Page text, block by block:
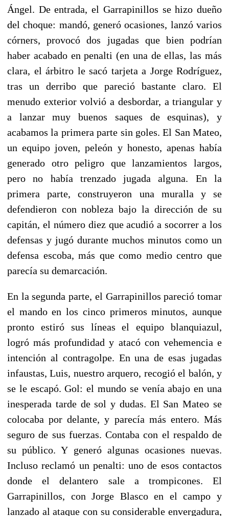
Ángel. De entrada, el Garrapinillos se hizo dueño
del choque: mandó, generó ocasiones, lanzó varios
córners, provocó dos jugadas que bien podrían
haber acabado en penalti (en una de ellas, las más
clara, el árbitro le sacó tarjeta a Jorge Rodríguez,
tras un derribo que pareció bastante claro. El
menudo exterior volvió a desbordar, a triangular y
a lanzar muy buenos saques de esquinas), y
acabamos la primera parte sin goles. El San Mateo,
un equipo joven, peleón y honesto, apenas había
generado otro peligro que lanzamientos largos,
pero no había trenzado jugada alguna. En la
primera parte, construyeron una muralla y se
defendieron con nobleza bajo la dirección de su
capitán, el número diez que acudió a socorrer a los
defensas y jugó durante muchos minutos como un
defensa escoba, más que como medio centro que
parecía su demarcación.
En la segunda parte, el Garrapinillos pareció tomar
el mando en los cinco primeros minutos, aunque
pronto estiró sus líneas el equipo blanquiazul,
logró más profundidad y atacó con vehemencia e
intención al contragolpe. En una de esas jugadas
infaustas, Luis, nuestro arquero, recogió el balón, y
se le escapó. Gol: el mundo se venía abajo en una
inesperada tarde de sol y dudas. El San Mateo se
colocaba por delante, y parecía más entero. Más
seguro de sus fuerzas. Contaba con el respaldo de
su público. Y generó algunas ocasiones nuevas.
Incluso reclamó un penalti: uno de esos contactos
donde el delantero sale a trompicones. El
Garrapinillos, con Jorge Blasco en el campo y
lanzado al ataque con su considerable envergadura,